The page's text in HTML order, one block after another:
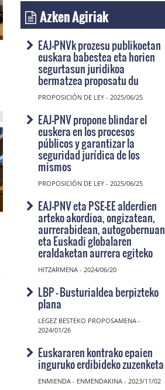
Azken Agiriak
EAJ-PNVk prozesu publikoetan
euskara babestea eta horien
segurtasun juridikoa
bermatzea proposatu du
PROPOSICIÓN DE LEY - 2025/06/25
EAJ-PNV propone blindar el
euskera en los procesos
públicos y garantizar la
seguridad jurídica de los
mismos
PROPOSICIÓN DE LEY - 2025/06/25
EAJ-PNV eta PSE-EE alderdien
arteko akordioa, ongizatean,
aurrerabidean, autogobernuan
eta Euskadi globalaren
eraldaketan aurrera egiteko
HITZARMENA - 2024/06/20
LBP - Busturialdea berpizteko
plana
LEGEZ BESTEKO PROPOSAMENA -
2024/01/26
Euskararen kontrako epaien
inguruko erdibideko zuzenketa
ENMIENDA - ENMENDAKINA - 2023/11/02